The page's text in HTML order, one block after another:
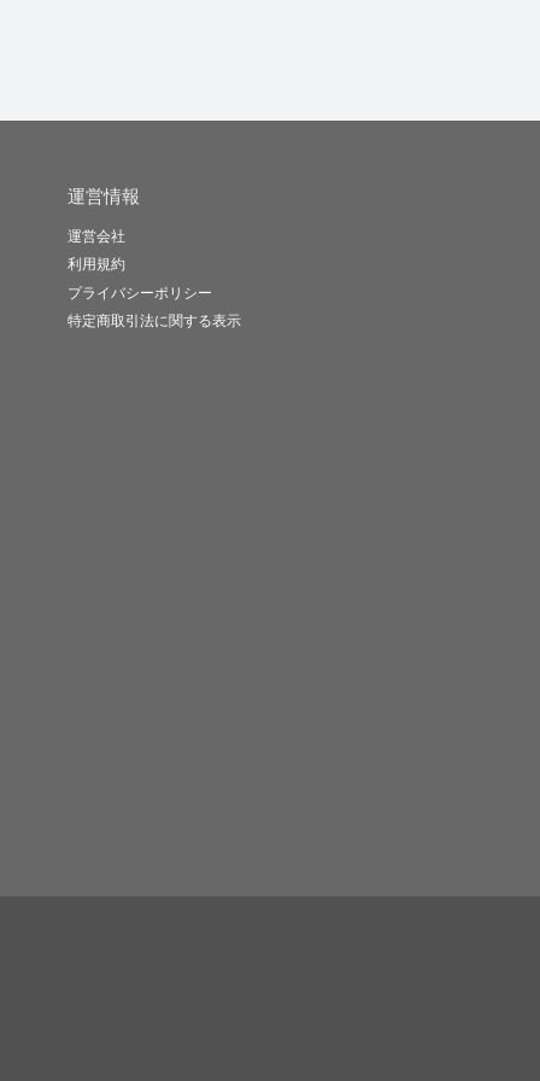
運営情報
運営会社
利用規約
プライバシーポリシー
特定商取引法に関する表示